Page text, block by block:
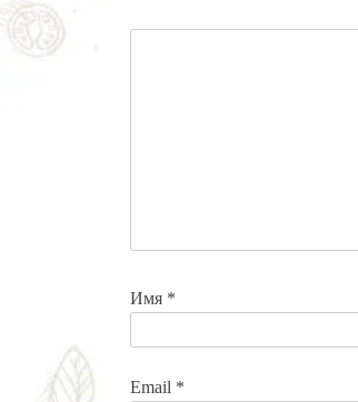
Имя *
Email *